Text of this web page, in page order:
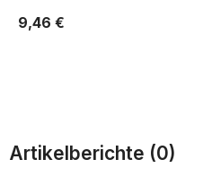
9,46 €
Artikelberichte (0)